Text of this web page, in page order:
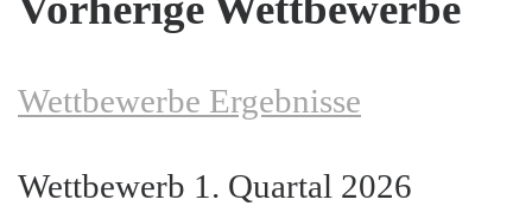
Wettbewerbe Ergebnisse
Wettbewerb 1. Quartal 2026